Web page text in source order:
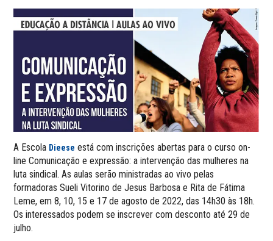
A Escola Dieese está com inscrições abertas para o curso on-
line Comunicação e expressão: a intervenção das mulheres na
luta sindical. As aulas serão ministradas ao vivo pelas
formadoras Sueli Vitorino de Jesus Barbosa e Rita de Fátima
Leme, em 8, 10, 15 e 17 de agosto de 2022, das 14h30 às 18h.
Os interessados podem se inscrever com desconto até 29 de
julho.